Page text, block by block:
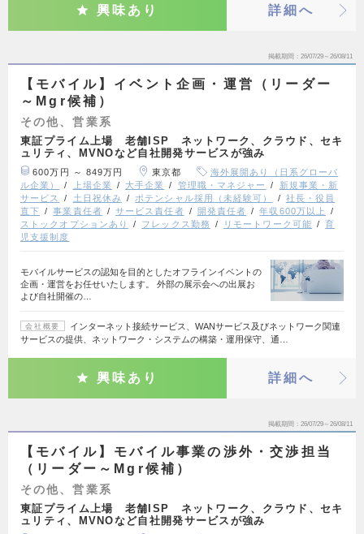
興味あり 詳細へ
掲載期間 26/07/29～26/08/11
【モバイル】イベント企画・運営（リーダー
～Mgr候補）
その他、営業系
東証プライム上場 老舗ISP ネットワーク、クラウド、セキ
ュリティ、MVNOなど自社開発サービスが強み
600万円 ～ 849万円 東京都
海外展開あり（日系グローバ
ル企業）
上場企業 大手企業 管理職・マネジャー
新規事業・新
サービス
土日祝休み ポテンシャル採用（未経験可）
社長・役員
直下
事業責任者 サービス責任者 開発責任者
年収600万以上
ストックオプションあり
フレックス勤務 リモートワーク可能
育
児支援制度
モバイルサービスの認知を目的としたオフラインイベントの
企画・運営をお任せいたします。 外部の展示会への出展お
よび自社開催の…
会社概要
インターネット接続サービス、WANサービス及びネットワーク関連
サービスの提供、ネットワーク・システムの構築・運用保守、通…
興味あり 詳細へ
掲載期間 26/07/29～26/08/11
【モバイル】モバイル事業の渉外・交渉担当
（リーダー～Mgr候補）
その他、営業系
東証プライム上場 老舗ISP ネットワーク、クラウド、セキ
ュリティ、MVNOなど自社開発サービスが強み